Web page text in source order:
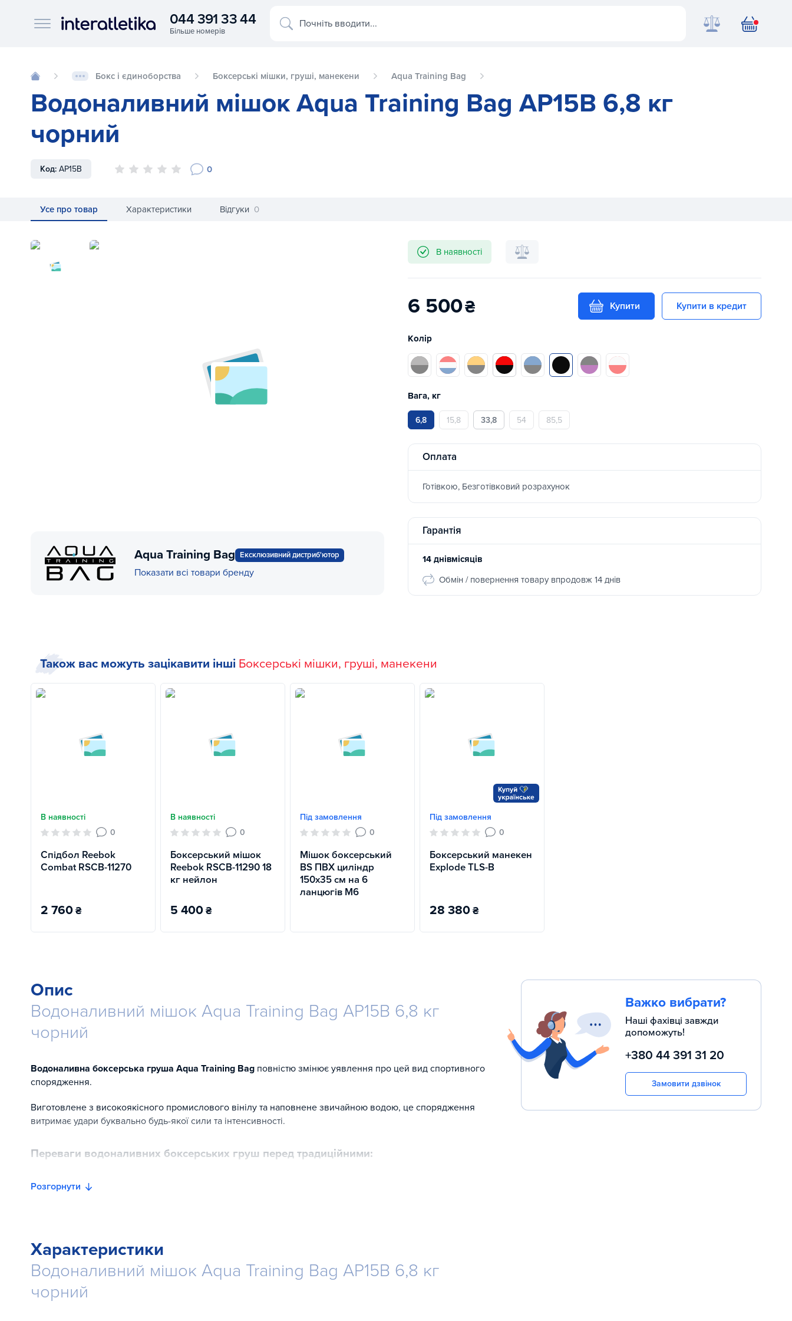
Interatletika logo
044 391 33 44 Почніть вводити...
Бокс і єдиноборства Боксерські мішки, груші, манекени Aqua Training Bag
Водоналивний мішок Aqua Training Bag AP15B 6,8 кг
чорний
Код: AP15B 0
Усе про товар Характеристики Відгуки 0
Водоналивний мішок Aqua Training Bag AP15B 6,8 кг чорний
Aqua Training Bag Ексклюзивний дистриб'ютор
Показати всі товари бренду
В наявності
6 500₴ Купити Купити в кредит
Колір
Вага, кг
6,8 15,8 33,8 54 85,5
Оплата
Готівкою, Безготівковий розрахунок
Гарантія
14 днівмісяців
Обмін / повернення товару впродовж 14 днів
Також вас можуть зацікавити інші Боксерські мішки, груші, манекени
В наявності
0
Спідбол Reebok
Combat RSCB-11270
2 760₴
В наявності
0
Боксерський мішок
Reebok RSCB-11290 18
кг нейлон
5 400₴
Під замовлення
0
Мішок боксерський
BS ПВХ циліндр
150х35 см на 6
ланцюгів М6
Під замовлення
0
Боксерський манекен
Explode TLS-B
28 380₴
Опис
Водоналивний мішок Aqua Training Bag AP15B 6,8 кг
чорний
Водоналивна боксерська груша Aqua Training Bag повністю змінює уявлення про цей вид спортивного
спорядження.
Виготовлене з високоякісного промислового вінілу та наповнене звичайною водою, це спорядження
витримає удари буквально будь-якої сили та інтенсивності.
Переваги водоналивних боксерських груш перед традиційними:
більш рівномірний розподіл опору та відчуття від ударів як у реальних умовах поєдинку
можливість швидкої зміни розташування груші
можливість регулювання ваги та жорсткості, шляхом збільшення/зменшення об'єму води
тривалий термін експлуатації – гарантія 2 роки (Виробництво – США)
унікальний, яскравий дизайн надасть неповторності залу, великий вибір розмірів та кольорів
Розгорнути
Характеристики
Водоналивний мішок Aqua Training Bag AP15B 6,8 кг
чорний
Важко вибрати?
Наші фахівці завжди
допоможуть!
+380 44 391 31 20
Замовити дзвінок